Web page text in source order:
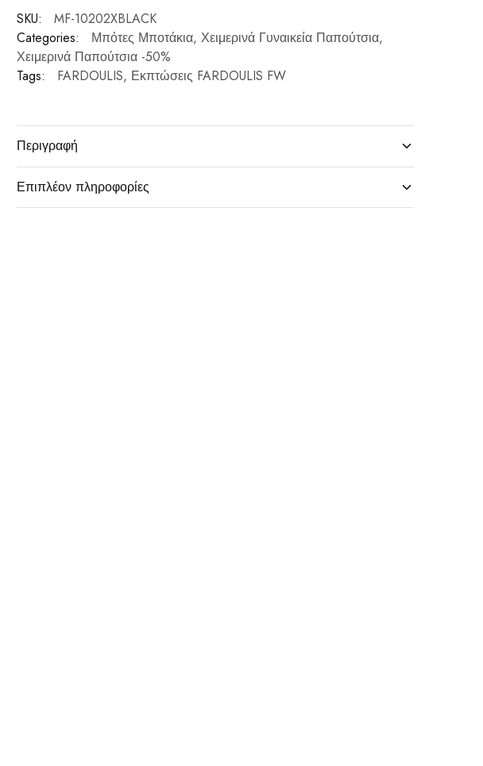
SKU:
MF-10202XBLACK
Categories:
Μπότες Μποτάκια, Χειμερινά Γυναικεία Παπούτσια,
Χειμερινά Παπούτσια -50%
Tags:
FARDOULIS, Εκπτώσεις FARDOULIS FW
Περιγραφή
Επιπλέον πληροφορίες